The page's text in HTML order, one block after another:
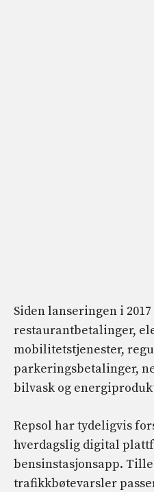
Siden lanseringen i
restaurantbetalinger,
mobilitetstjenester,
parkeringsbetalinger,
bilvask og
Repsol har tydeligvis
hverdagslig digital
bensinstasjonsapp.
trafikkbøtevarsler